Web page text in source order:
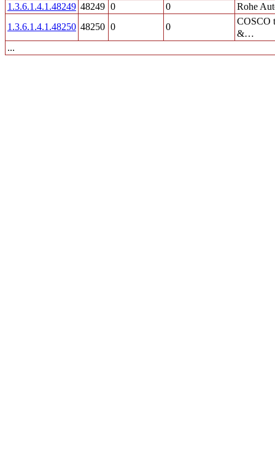
1.3.6.1.4.1.48249 48249 0 0
Rohe
1.3.6.1.4.1.48250 48250 0 0
COSCO
&…
...